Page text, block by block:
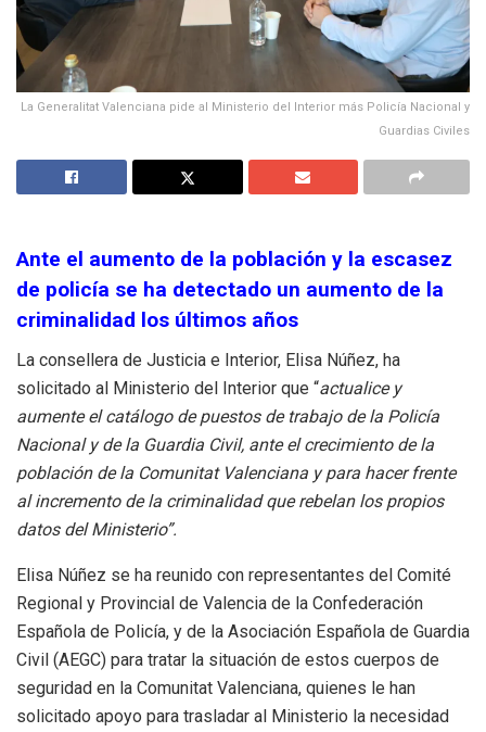
La Generalitat Valenciana pide al Ministerio del Interior más Policía Nacional y
Guardias Civiles
Ante el aumento de la población y la escasez
de policía se ha detectado un aumento de la
criminalidad los últimos años
La consellera de Justicia e Interior, Elisa Núñez, ha
solicitado al Ministerio del Interior que “actualice y
aumente el catálogo de puestos de trabajo de la Policía
Nacional y de la Guardia Civil, ante el crecimiento de la
población de la Comunitat Valenciana y para hacer frente
al incremento de la criminalidad que rebelan los propios
datos del Ministerio”.
Elisa Núñez se ha reunido con representantes del Comité
Regional y Provincial de Valencia de la Confederación
Española de Policía, y de la Asociación Española de Guardia
Civil (AEGC) para tratar la situación de estos cuerpos de
seguridad en la Comunitat Valenciana, quienes le han
solicitado apoyo para trasladar al Ministerio la necesidad